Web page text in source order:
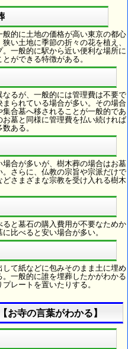
的に土地の価格が高い東京の都心
い土地に季節の折々の花を植え、
一般的に駅から近い便利な場所に
ができる特徴がある。
るが、一般的には管理費は不要で
られている場合が多い。その場合
合墓へ移されることが一般的であ
墓と同様に管理費を払い続ければ
ある。
合が多いが、樹木葬の場合はお墓
さらに、仏教の宗旨や宗派だけで
さまざまな宗教を受け入れる樹木
と墓石の購入費用が不要なためか
比べると安い場合が多い。
て紙などに包みそのまま土に埋め
一般的に誰を埋葬したかがわかる
レートを置いたりする。
お寺の言葉がわかる】